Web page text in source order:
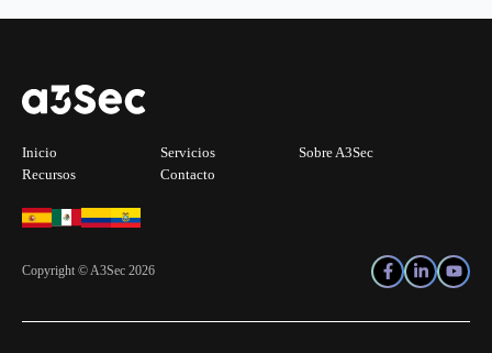
Inicio Servicios
Sobre A3Sec
Recursos
Contacto
Copyright © A3Sec 2026